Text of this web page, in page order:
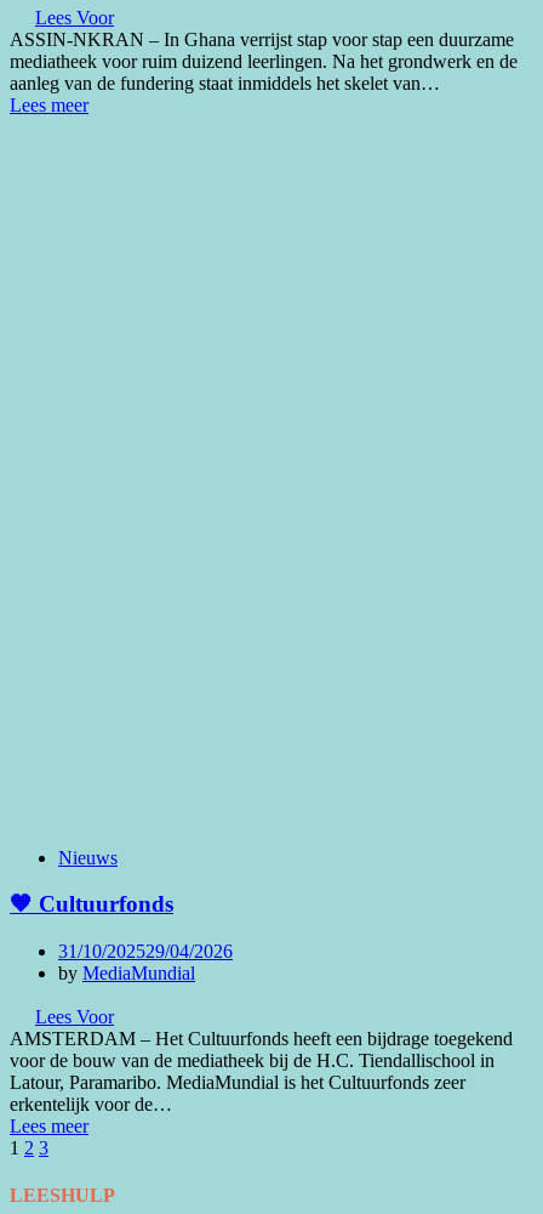
Lees Voor
ASSIN-NKRAN – In Ghana verrijst stap voor stap een duurzame
mediatheek voor ruim duizend leerlingen. Na het grondwerk en de
aanleg van de fundering staat inmiddels het skelet van…
Lees meer
Nieuws
🧡 Cultuurfonds
Posted
on
31/10/202529/04/2026
by MediaMundial
Lees Voor
AMSTERDAM – Het Cultuurfonds heeft een bijdrage toegekend
voor de bouw van de mediatheek bij de H.C. Tiendallischool in
Latour, Paramaribo. MediaMundial is het Cultuurfonds zeer
erkentelijk voor de…
Lees meer
Berichten
paginering
Page
1 Page
2 Page
3Next
LEESHULP